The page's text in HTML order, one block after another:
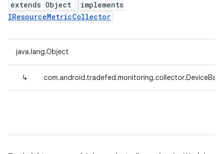
extends Object
implements
IResourceMetricCollector
java.lang.Object
↳